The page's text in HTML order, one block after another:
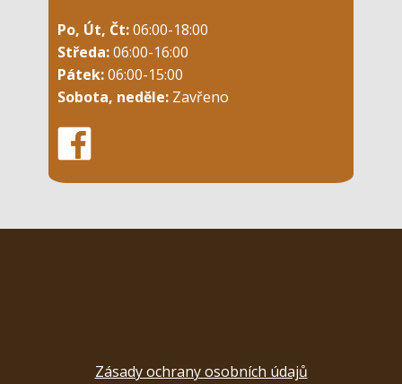
Po, Út, Čt:06:00-18:00
Středa:06:00-16:00
Pátek:06:00-15:00
Sobota, neděle: Zavřeno
Zásady ochrany osobních údajů